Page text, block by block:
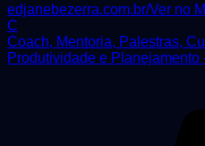
edjanebezerra.com.br/Ver no
C
Coach, Mentoria, Palestras,
Produtividade e Planejamento